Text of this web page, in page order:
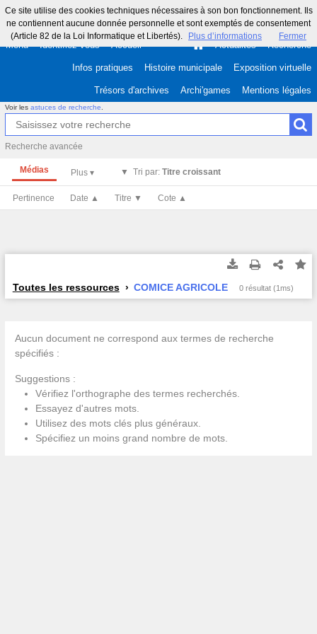
Ce site utilise des cookies techniques nécessaires à son bon fonctionnement. Ils
ne contiennent aucune donnée personnelle et sont exemptés de consentement
(Article 82 de la Loi Informatique et Libertés).
Plus d’informations Fermer
Menu Identifiez-vous Accueil Actualités Recherche
Infos pratiques Histoire municipale Exposition virtuelle
Trésors d'archives Archi'games Mentions légales
Voir les astuces de recherche
Recherche avancée
Médias Tri par: Titre croissant
Pertinence Date ▲ Titre ▼ Cote ▲
Toutes les ressources COMICE AGRICOLE 0 résultat (1ms)
Aucun document ne correspond aux termes de recherche
spécifiés :
Suggestions :
Vérifiez l'orthographe des termes recherchés.
Essayez d'autres mots.
Utilisez des mots clés plus généraux.
Spécifiez un moins grand nombre de mots.